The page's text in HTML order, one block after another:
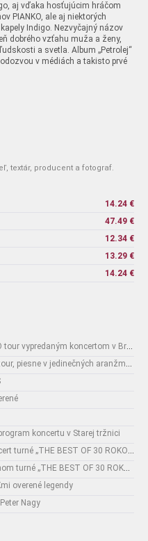
aj vďaka hosťujúcim hráčom
PIANKO, ale aj niektorých
Indigo. Nezvyčajný názov
dobrého vzťahu muža a ženy,
a svetla. Album „Petrolej“
v médiách a takisto prvé
textár, producent a fotograf.
14.24 €
47.49 €
12.34 €
13.29 €
14.24 €
Novinky: Peter Nagy odštartoval PIANKO tour vypredaným koncertom v Bratislave a niekoľkonásobným standingovations!
Novinky: Peter Nagy vyráža na PIANKO tour, piesne v jedinečných aranžmánoch zahrá v 14-tich slovenských mestách!
koncertu v Starej tržnici
Novinky: Peter Nagy si na posledný koncert turné „THE BEST OF 30 ROKOV“ do Starej tržnice v Bratislave pozval Joža Ráža a Petra Jandu!
Novinky: Peter Nagy pokračuje vo výročnom turné „THE BEST OF 30 ROKOV“ aj na jeseň!
overené legendy
Nagy